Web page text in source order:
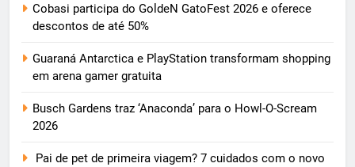
Cobasi participa do GoldeN GatoFest 2026 e oferece
descontos de até 50%
Guaraná Antarctica e PlayStation transformam shopping
em arena gamer gratuita
Busch Gardens traz ‘Anaconda’ para o Howl-O-Scream
2026
Pai de pet de primeira viagem? 7 cuidados com o novo